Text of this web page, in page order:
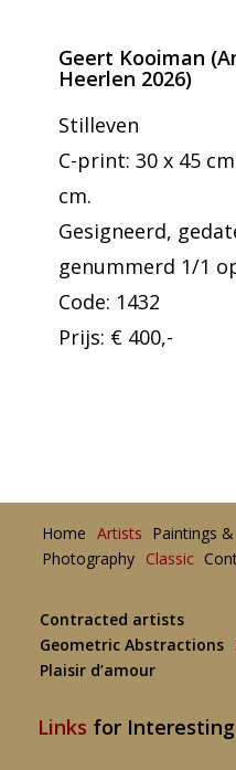
Geert Kooiman
Heerlen 2026)
Stilleven
C-print: 30 x 45
cm.
Gesigneerd,
genummerd 1/1
Code: 1432
Prijs: € 400,-
Home Artists Paintings
Photography Classic
Contracted artists
Geometric Abstractions
Plaisir d’amour
Links for